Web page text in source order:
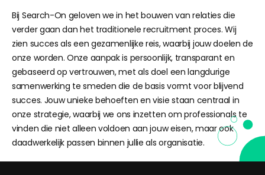
Bij Search-On geloven we in het bouwen van relaties die
verder gaan dan het traditionele recruitment proces. Wij
zien succes als een gezamenlijke reis, waarbij jouw doelen de
onze worden. Onze aanpak is persoonlijk, transparant en
gebaseerd op vertrouwen, met als doel een langdurige
samenwerking te smeden die de basis vormt voor blijvend
succes. Jouw unieke behoeften en visie staan centraal in
onze strategie, waarbij we ons inzetten om professionals te
vinden die niet alleen voldoen aan jouw eisen, maar ook
daadwerkelijk passen binnen jullie als organisatie.